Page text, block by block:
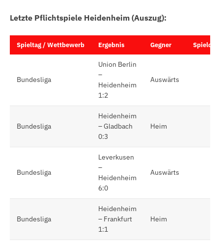
Letzte Pflichtspiele Heidenheim (Auszug):
Spieltag / Wettbewerb Ergebnis Gegner Spielort
Bundesliga
Union Berlin
–
Heidenheim
1:2
Auswärts
Bundesliga
Heidenheim
– Gladbach
0:3
Heim
Bundesliga
Leverkusen
–
Heidenheim
6:0
Auswärts
Bundesliga
Heidenheim
– Frankfurt
1:1
Heim